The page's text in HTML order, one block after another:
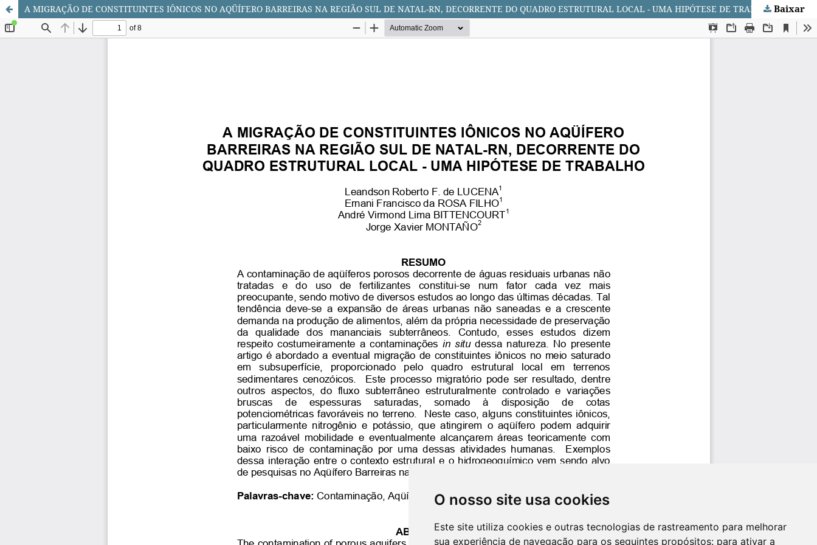
O nosso site usa cookies
Este site utiliza cookies e outras tecnologias de rastreamento para melhorar
sua experiência de navegação para os seguintes propósitos: para ativar a
A MIGRAÇÃO DE CONSTITUINTES IÔNICOS NO AQÜÍFERO BARREIRAS NA REGIÃO SUL DE NATAL-RN, DECORRENTE DO QUADRO ESTRUTURAL LOCAL - UMA HIPÓTESE DE TRABALHOBaixar